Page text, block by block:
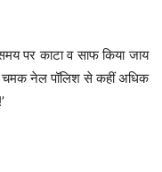
पर काटा व साफ किया जाय
चमक नेल पॉलिश से कहीं अधिक